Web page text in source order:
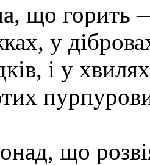
що горить
у
і у
що